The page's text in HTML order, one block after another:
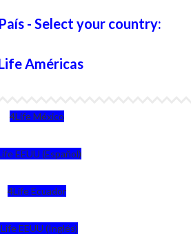
- Select your country:
Américas
4Life México
EEUU (Español)
4Life Ecuador
EEUU (Inglés)